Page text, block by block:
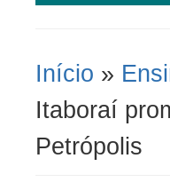
Você Está
Início »
Itaboraí
Petrópolis